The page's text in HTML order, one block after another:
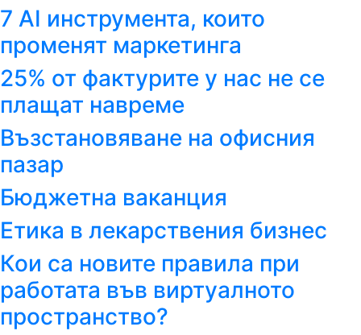
7 AI инструмента, които
променят маркетинга
25% от фактурите у нас не се
плащат навреме
Възстановяване на офисния
пазар
Бюджетна ваканция
Етика в лекарствения бизнес
Кои са новите правила при
работата във виртуалното
пространство?